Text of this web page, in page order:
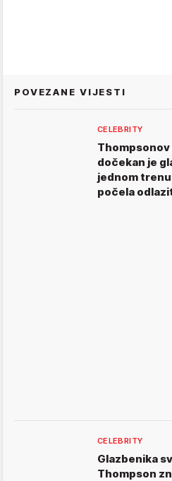
POVEZANE VIJESTI
CELEBRITY
dočekan je
jednom
počela
CELEBRITY
Glazbenika
Thompson